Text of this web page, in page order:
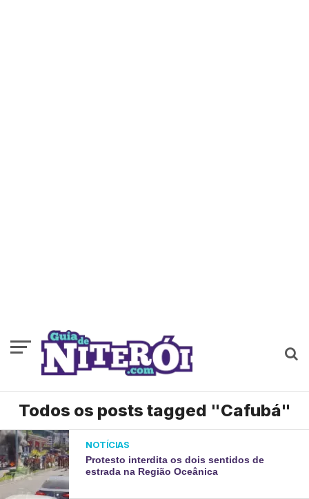
Todos os posts tagged "Cafubá"
NOTÍCIAS
Protesto interdita os dois sentidos de
estrada na Região Oceânica